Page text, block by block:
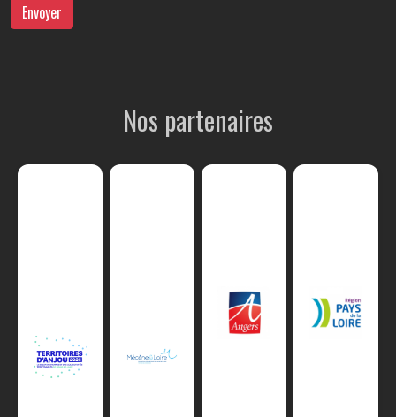
Envoyer
Nos partenaires